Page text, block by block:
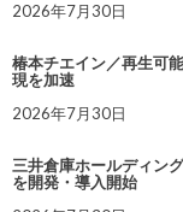
2026年7月30日
椿本チエイン／再生可
現を加速
2026年7月30日
三井倉庫ホールディン
を開発・導入開始